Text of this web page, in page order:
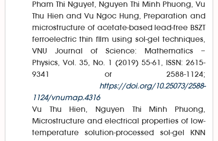
Pham Thi Nguyet, Nguyen Thi Minh Phuong, Vu
Thu Hien and Vu Ngoc Hung, Preparation and
microstructure of acetate-based lead-free BSZT
ferroelectric thin film using sol-gel techniques,
VNU Journal of Science: Mathematics –
Physics, Vol. 35, No. 1 (2019) 55-61, ISSN: 2615-
9341 or 2588-1124;
https://doi.org/10.25073/2588-
1124/vnumap.4316
Vu Thu Hien, Nguyen Thi Minh Phuong,
Microstructure and electrical properties of low-
temperature solution-processed sol-gel KNN